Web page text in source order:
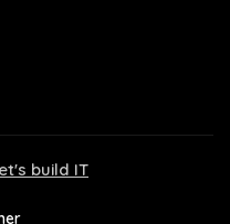
build IT